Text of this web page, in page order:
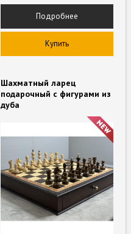
Подробнее
Купить
Шахматный ларец
подарочный с фигурами из
дуба